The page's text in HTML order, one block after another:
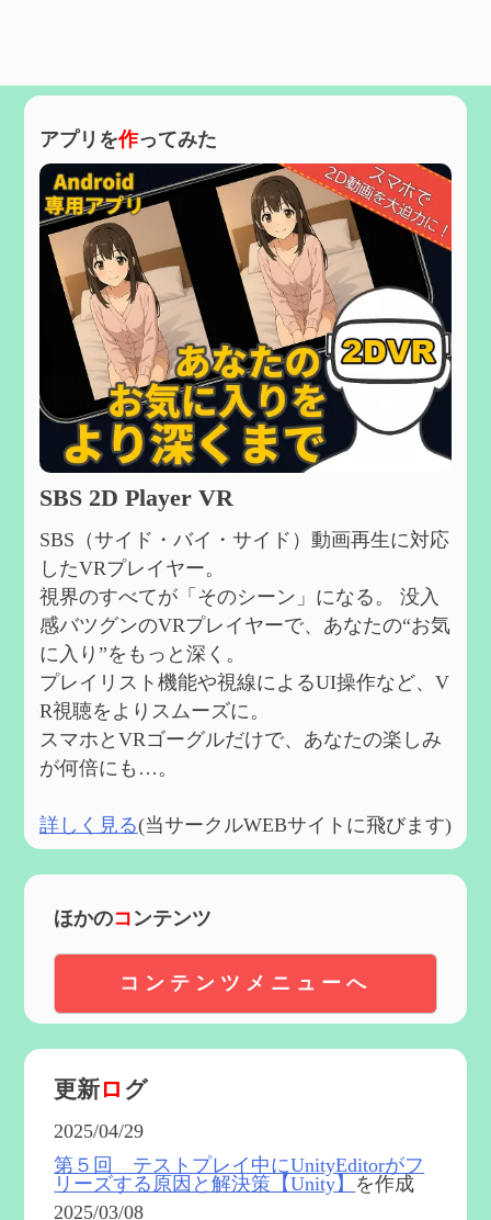
アプリを作ってみた
SBS 2D Player VR
SBS（サイド・バイ・サイド）動画再生に対応
したVRプレイヤー。
視界のすべてが「そのシーン」になる。 没入
感バツグンのVRプレイヤーで、あなたの“お気
に入り”をもっと深く。
プレイリスト機能や視線によるUI操作など、V
R視聴をよりスムーズに。
スマホとVRゴーグルだけで、あなたの楽しみ
が何倍にも…。
詳しく見る(当サークルWEBサイトに飛びます)
ほかのコ ンテンツ
コンテンツメニューへ
更新ロ グ
2025/04/29
第５回 テストプレイ中にUnityEditorがフ
リーズする原因と解決策【Unity】 を作成
2025/03/08